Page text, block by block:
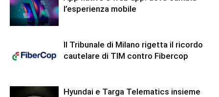
l’esperienza mobile
Il Tribunale di Milano rigetta il ricordo
cautelare di TIM contro Fibercop
Hyundai e Targa Telematics insieme